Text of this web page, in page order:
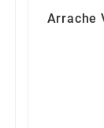
Arrache